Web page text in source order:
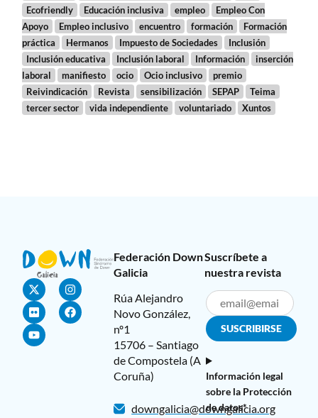
Ecofriendly
Educación inclusiva empleo
Empleo Con
Apoyo
Empleo inclusivo encuentro formación
Formación
práctica
Hermanos Impuesto de Sociedades
Inclusión
Inclusión educativa
Inclusión laboral Información
inserción
laboral
manifiesto ocio Ocio inclusivo
premio
Reivindicación
Revista sensibilización SEPAP
Teima
tercer sector
vida independiente voluntariado Xuntos
Federación Down
Galicia
Rúa Alejandro
Novo González,
nº1
15706 – Santiago
de Compostela (A
Coruña)
downgalicia@downgalicia.org
Suscríbete a
nuestra revista
Información legal
sobre la Protección
de datos*